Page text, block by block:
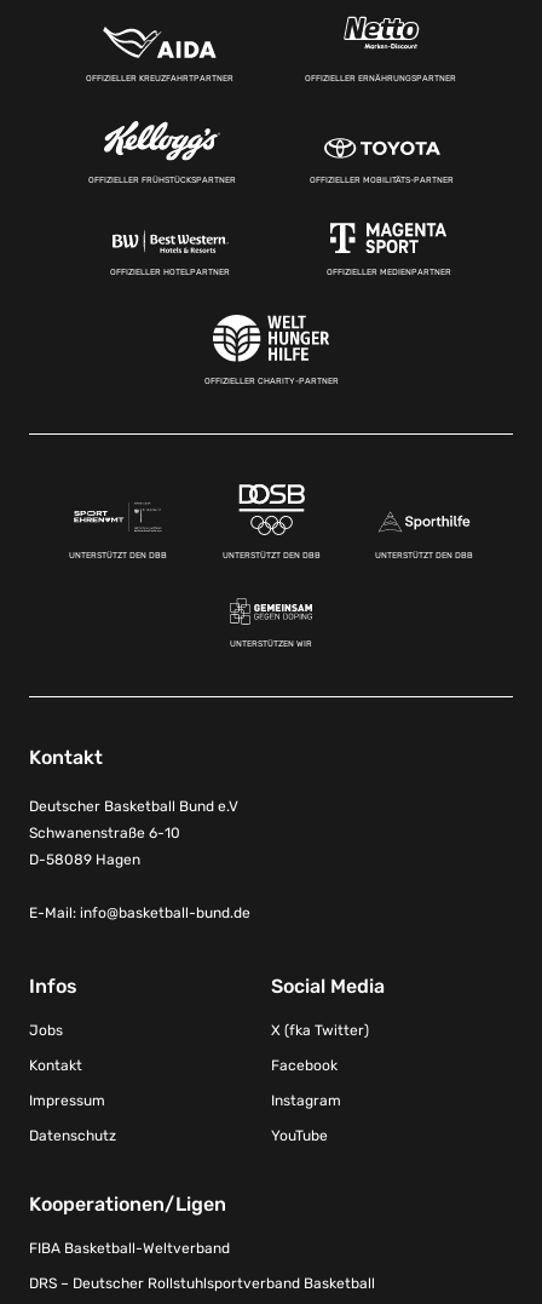
OFFIZIELLER KREUZFAHRTPARTNER OFFIZIELLER ERNÄHRUNGSPARTNER
OFFIZIELLER FRÜHSTÜCKSPARTNER OFFIZIELLER MOBILITÄTS-PARTNER
OFFIZIELLER HOTELPARTNER OFFIZIELLER MEDIENPARTNER
OFFIZIELLER CHARITY-PARTNER
UNTERSTÜTZT DEN DBB UNTERSTÜTZT DEN DBB UNTERSTÜTZT DEN DBB
UNTERSTÜTZEN WIR
Kontakt
Deutscher Basketball Bund e.V
Schwanenstraße 6-10
D-58089 Hagen
E-Mail: info@basketball-bund.de
Infos
Jobs
Kontakt
Impressum
Datenschutz
Social Media
X (fka Twitter)
Facebook
Instagram
YouTube
Kooperationen/Ligen
FIBA Basketball-Weltverband
DRS – Deutscher Rollstuhlsportverband Basketball